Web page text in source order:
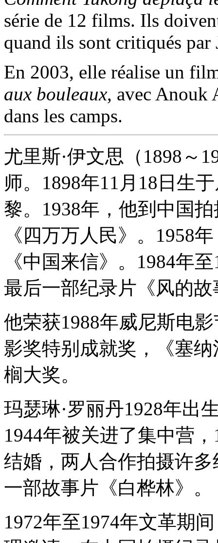
série de 12 films. Ils
quand ils sont critiqués par
En 2003, elle réalise un
aux bouleaux, avec Anouk
dans les camps.
尤里斯·伊文思（1898～
师。1898年11月18日生
黎。1938年，他到中国
《四万万人民》。1958
《中国来信》。1984年
最后一部纪录片《风的
他荣获1988年威尼斯电
影奖特别成就奖，《塞
榈大奖。
玛瑟琳·罗丽丹1928年出
1944年被关进了集中营
结婚，两人合作拍摄许
一部故事片《白桦林》。
1972年至1974年文革期